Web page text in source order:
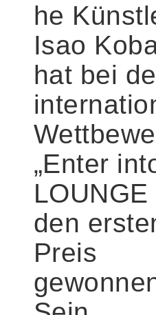
he
Isao
hat bei
„Enter
LOUNGE
den
Preis